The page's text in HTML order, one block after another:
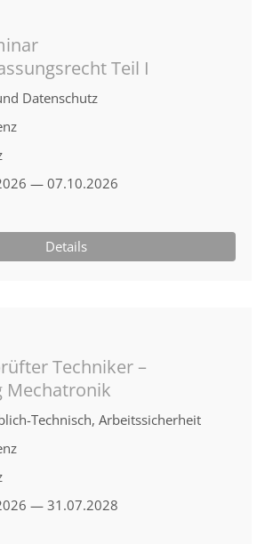
Teil I
Datenschutz
— 07.10.2026
Details
Techniker –
Mechatronik
Technisch, Arbeitssicherheit
— 31.07.2028